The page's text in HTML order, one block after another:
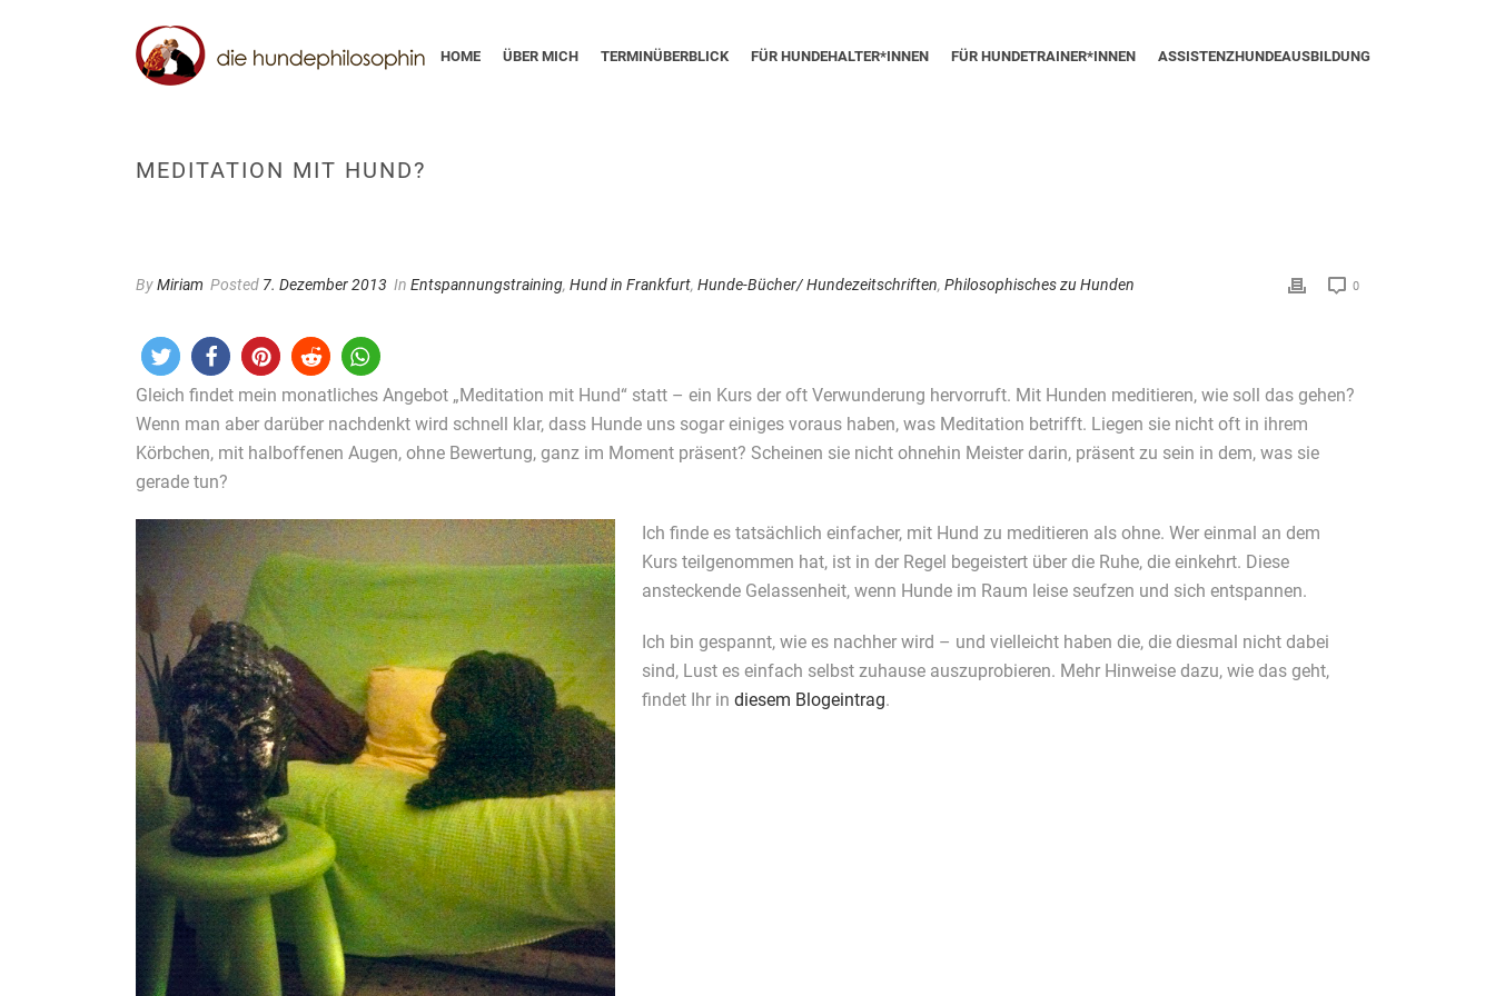
HOME ÜBER MICH TERMINÜBERBLICK FÜR HUNDEHALTER*INNEN FÜR HUNDETRAINER*INNEN ASSISTENZHUNDEAUSBILDUNG
MEDITATION MIT HUND?
ByMiriam Posted 7. Dezember 2013 In Entspannungstraining, Hund in Frankfurt, Hunde-Bücher/ Hundezeitschriften, Philosophisches zu Hunden 0
Gleich findet mein monatliches Angebot „Meditation mit Hund“ statt – ein Kurs der oft Verwunderung hervorruft. Mit Hunden meditieren, wie soll das gehen?
Wenn man aber darüber nachdenkt wird schnell klar, dass Hunde uns sogar einiges voraus haben, was Meditation betrifft. Liegen sie nicht oft in ihrem
Körbchen, mit halboffenen Augen, ohne Bewertung, ganz im Moment präsent? Scheinen sie nicht ohnehin Meister darin, präsent zu sein in dem, was sie
gerade tun?
Ich finde es tatsächlich einfacher, mit Hund zu meditieren als ohne. Wer einmal an dem
Kurs teilgenommen hat, ist in der Regel begeistert über die Ruhe, die einkehrt. Diese
ansteckende Gelassenheit, wenn Hunde im Raum leise seufzen und sich entspannen.
Ich bin gespannt, wie es nachher wird – und vielleicht haben die, die diesmal nicht dabei
sind, Lust es einfach selbst zuhause auszuprobieren. Mehr Hinweise dazu, wie das geht,
findet Ihr in diesem Blogeintrag.